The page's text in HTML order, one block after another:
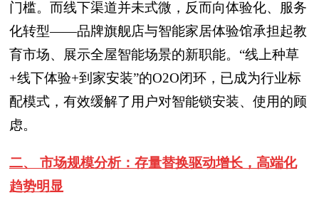
门槛。而线下渠道并未式微，反而向体验化、服务
化转型——品牌旗舰店与智能家居体验馆承担起教
育市场、展示全屋智能场景的新职能。“线上种草
+线下体验+到家安装”的O2O闭环，已成为行业标
配模式，有效缓解了用户对智能锁安装、使用的顾
虑。
二、 市场规模分析：存量替换驱动增长，高端化
趋势明显